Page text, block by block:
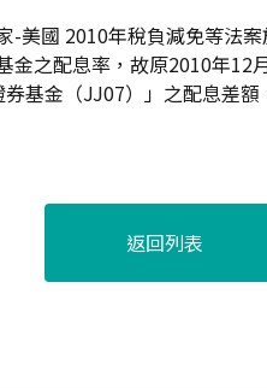
-美國 2010年稅負減免等法
金之配息率，故原2010年
基金（JJ07）」之配息差
返回列表